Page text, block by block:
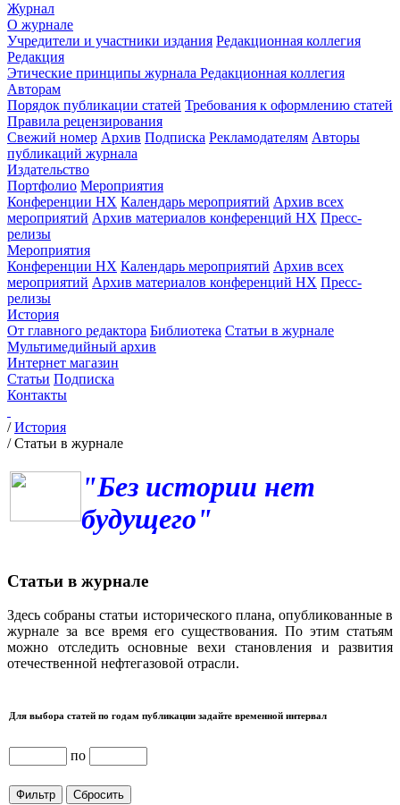
Журнал
О журнале
Учредители и участники издания Редакционная коллегия
Редакция
Этические принципы журнала Редакционная коллегия
Авторам
Порядок публикации статей Требования к оформлению статей
Правила рецензирования
Свежий номер Архив Подписка Рекламодателям Авторы
публикаций журнала
Издательство
Портфолио Мероприятия
Конференции НХ Календарь мероприятий Архив всех
мероприятий Архив материалов конференций НХ Пресс-
релизы
Мероприятия
Конференции НХ Календарь мероприятий Архив всех
мероприятий Архив материалов конференций НХ Пресс-
релизы
История
От главного редактора Библиотека Статьи в журнале
Мультимедийный архив
Интернет магазин
Статьи Подписка
Контакты
/История
/Статьи в журнале
"Без истории нет
будущего"
Статьи в журнале
Здесь собраны статьи исторического плана, опубликованные в
журнале за все время его существования. По этим статьям
можно отследить основные вехи становления и развития
отечественной нефтегазовой отрасли.
Для выбора статей по годам публикации задайте временной интервал
по